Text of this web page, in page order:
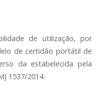
de utilização, por
de certidão portátil de
da estabelecida pela
1537/2014.